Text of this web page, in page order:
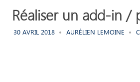
Réaliser un add-in /
30 AVRIL 2018 AURÉLIEN LEMOINE